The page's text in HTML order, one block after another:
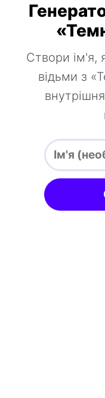
Створи ім'я,
відьми з